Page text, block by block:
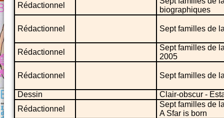
Rédactionnel
biographiques
Rédactionnel Sept familles de
Rédactionnel
Sept familles de
2005
Rédactionnel Sept familles de
Dessin
Clair-obscur -
Rédactionnel
Sept familles de
A Sfar is born